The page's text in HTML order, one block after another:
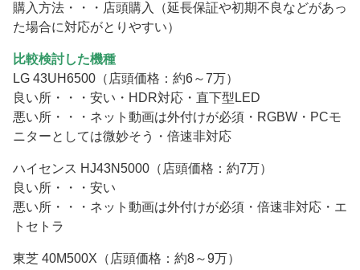
購入方法・・・店頭購入（延長保証や初期不良などがあっ
た場合に対応がとりやすい）
比較検討した機種
LG 43UH6500（店頭価格：約6～7万）
良い所・・・安い・HDR対応・直下型LED
悪い所・・・ネット動画は外付けが必須・RGBW・PCモ
ニターとしては微妙そう・倍速非対応
ハイセンス HJ43N5000（店頭価格：約7万）
良い所・・・安い
悪い所・・・ネット動画は外付けが必須・倍速非対応・エ
トセトラ
東芝 40M500X（店頭価格：約8～9万）